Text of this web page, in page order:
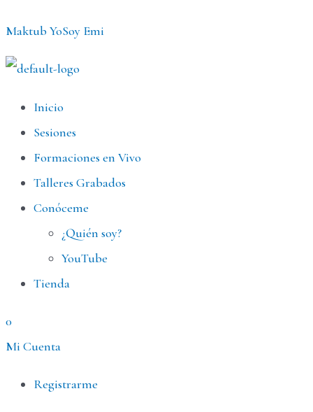
contenido
Maktub YoSoy Emi
MenúInicio
Sesiones
Formaciones en Vivo
Talleres Grabados
Conóceme
¿Quién soy?
YouTube
Tienda
0
Mi Cuenta
MenúRegistrarme